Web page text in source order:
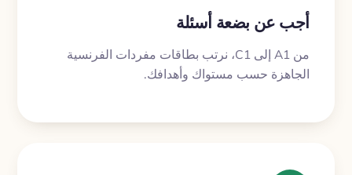
أجب عن بضعة أسئلة
من A1 إلى C1، نرتب بطاقات مفردات الفرنسية
الجاهزة حسب مستواك وأهدافك.